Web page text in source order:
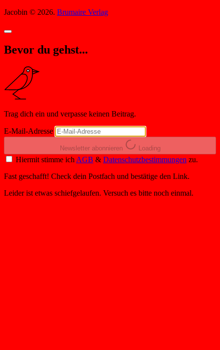
Jacobin © 2026. Brumaire Verlag
Bevor du gehst...
Trag dich ein und verpasse keinen Beitrag.
E-Mail-Adresse
Newsletter abonnieren Loading
Hiermit stimme ich AGB & Datenschutzbestimmungen zu.
Fast geschafft! Check dein Postfach und bestätige den Link.
Leider ist etwas schiefgelaufen. Versuch es bitte noch einmal.